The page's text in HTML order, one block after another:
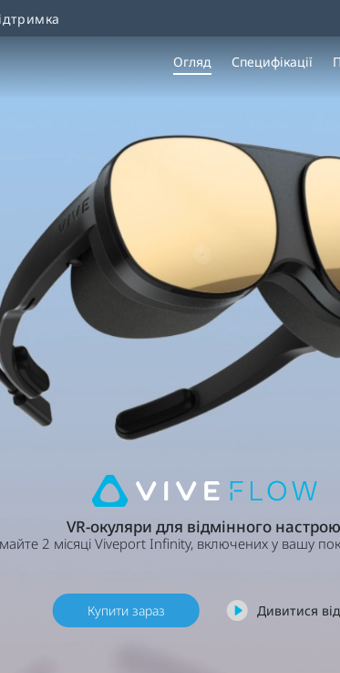
Огляд Специфікації
VR-окуляри для відмінного настрою
2 місяці Viveport Infinity, включених у вашу
Купити зараз Дивитися